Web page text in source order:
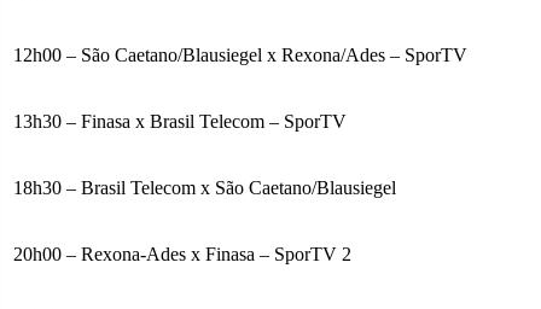
12h00 – São Caetano/Blausiegel x Rexona/Ades – SporTV
13h30 – Finasa x Brasil Telecom – SporTV
18h30 – Brasil Telecom x São Caetano/Blausiegel
20h00 – Rexona-Ades x Finasa – SporTV 2